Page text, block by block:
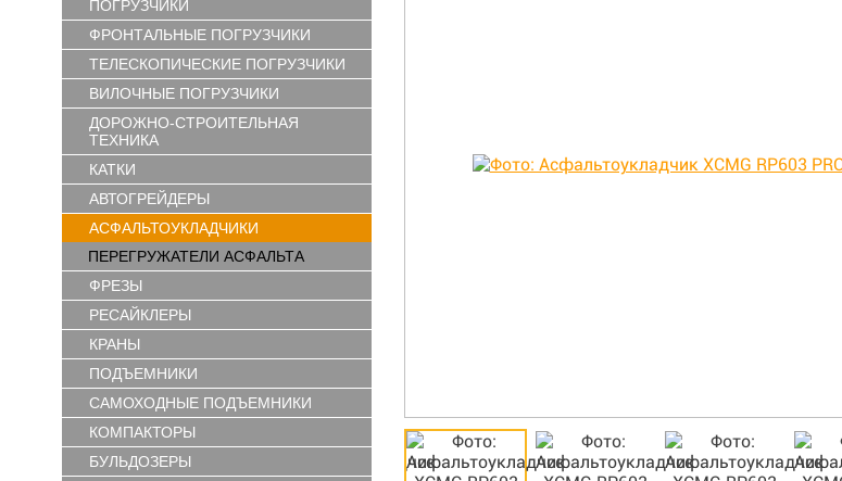
ПОГРУЗЧИКИ
ФРОНТАЛЬНЫЕ ПОГРУЗЧИКИ
ТЕЛЕСКОПИЧЕСКИЕ ПОГРУЗЧИКИ
ВИЛОЧНЫЕ ПОГРУЗЧИКИ
ДОРОЖНО-СТРОИТЕЛЬНАЯ
ТЕХНИКА
КАТКИ
АВТОГРЕЙДЕРЫ
АСФАЛЬТОУКЛАДЧИКИ
ПЕРЕГРУЖАТЕЛИ АСФАЛЬТА
ФРЕЗЫ
РЕСАЙКЛЕРЫ
КРАНЫ
ПОДЪЕМНИКИ
САМОХОДНЫЕ ПОДЪЕМНИКИ
КОМПАКТОРЫ
БУЛЬДОЗЕРЫ